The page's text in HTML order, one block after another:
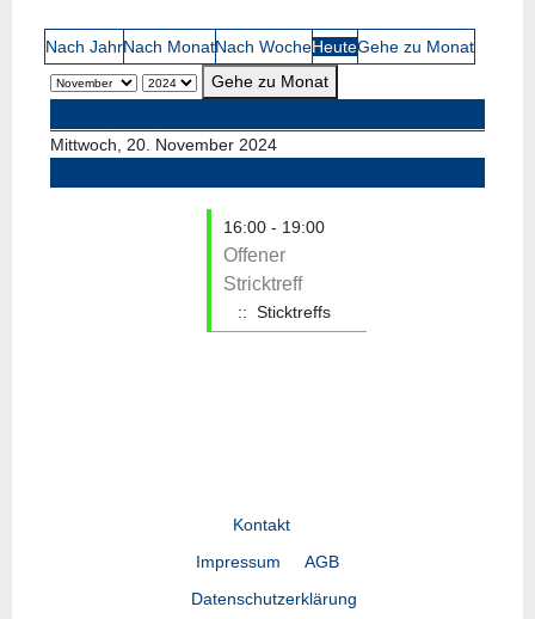
Nach JahrNach MonatNach WocheHeuteGehe zu Monat
Gehe zu Monat
Mittwoch, 20. November 2024
16:00 - 19:00
Offener
Stricktreff
:: Sticktreffs
Kontakt
Impressum
AGB
Datenschutzerklärung